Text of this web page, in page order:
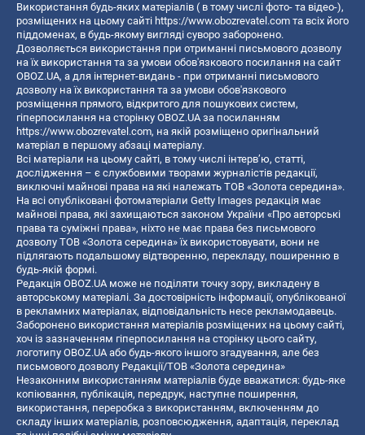
Використання будь-яких матеріалів ( в тому числі фото- та відео-),
розміщених на цьому сайті https://www.obozrevatel.com та всіх його
піддоменах, в будь-якому вигляді суворо заборонено.
Дозволяється використання при отриманні письмового дозволу
на їх використання та за умови обов'язкового посилання на сайт
OBOZ.UA, а для інтернет-видань - при отриманні письмового
дозволу на їх використання та за умови обов'язкового
розміщення прямого, відкритого для пошукових систем,
гіперпосилання на сторінку OBOZ.UA за посиланням
https://www.obozrevatel.com, на якій розміщено оригінальний
матеріал в першому абзаці матеріалу.
Всі матеріали на цьому сайті, в тому числі інтерв’ю, статті,
дослідження – є службовими творами журналістів редакції,
виключні майнові права на які належать ТОВ «Золота середина».
На всі опубліковані фотоматеріали Getty Images редакція має
майнові права, які захищаються законом України «Про авторські
права та суміжні права», ніхто не має права без письмового
дозволу ТОВ «Золота середина» їх використовувати, вони не
підлягають подальшому відтворенню, перекладу, поширенню в
будь-якій формі.
Редакція OBOZ.UA може не поділяти точку зору, викладену в
авторському матеріалі. За достовірність інформації, опублікованої
в рекламних матеріалах, відповідальність несе рекламодавець.
Заборонено використання матеріалів розміщених на цьому сайті,
хоч із зазначенням гіперпосилання на сторінку цього сайту,
логотипу OBOZ.UA або будь-якого іншого згадування, але без
письмового дозволу Редакції/ТОВ «Золота середина»
Незаконним використанням матеріалів буде вважатися: будь-яке
копiювання, публiкацiя, передрук, наступне поширення,
використання, переробка з використанням, включенням до
складу інших матеріалів, розповсюдження, адаптація, переклад